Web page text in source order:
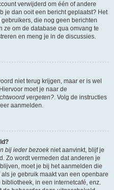
verwijderd om één of andere
je dan ooit een bericht geplaatst? Het
die nog geen berichten
ze om de database qua omvang te
en meng je in de discussies.
niet terug krijgen, maar er is wel
moet je naar de
vergeten?. Volg de instructies
aanmelden.
bij ieder bezoekniet aanvinkt, blijf je
Zo wordt vermeden dat anderen je
moet je bij het aanmelden die
je gebruik maakt van een openbare
in een internetcafé, enz.